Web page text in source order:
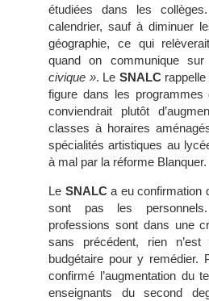
étudiées dans les
calendrier, sauf à diminuer
géographie, ce qui
quand on communique
civique ». Le SNALCrappelle
figure dans les programmes
conviendrait plutôt
classes à horaires
spécialités artistiques au
à mal par la réforme Blanquer.
Le SNALCa eu confirmation
sont pas les
professions sont dans une
sans précédent, rien
budgétaire pour y remédier.
confirmé l’augmentation du
enseignants du second